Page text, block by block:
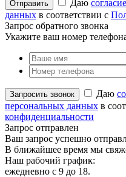
Даю
данных в соответствии с
Запрос обратного звонка
Укажите ваш номер
Даю
персональных данных в
конфиденциальности
Запрос отправлен
Ваш запрос успешно
В ближайшее время мы
Наш рабочий график:
ежедневно с 9 до 18.